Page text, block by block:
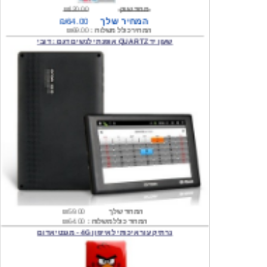
₪69.00 המחיר כולל משלוח :
שעון יד QUARTZ אופנתי לנשים דגם : דובי
המחיר שלך
₪64.00 המחיר כולל משלוח :
נרתיק עור איכותי לאייפון 4G - מגנטי אדום